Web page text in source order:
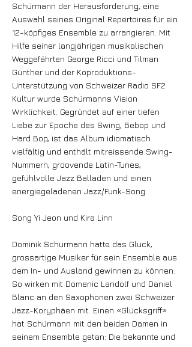
Schürmann der Herausforderung, eine
Auswahl seines Original Repertoires für ein
12-köpfiges Ensemble zu arrangieren. Mit
Hilfe seiner langjährigen musikalischen
Weggefährten George Ricci und Tilman
Günther und der Koproduktions-
Unterstützung von Schweizer Radio SF2
Kultur wurde Schürmanns Vision
Wirklichkeit. Gegründet auf einer tiefen
Liebe zur Epoche des Swing, Bebop und
Hard Bop, ist das Album idiomatisch
vielfältig und enthält mitreissende Swing-
Nummern, groovende Latin-Tunes,
gefühlvolle Jazz Balladen und einen
energiegeladenen Jazz/Funk-Song.
Song Yi Jeon und Kira Linn
Dominik Schürmann hatte das Glück,
grossartige Musiker für sein Ensemble aus
dem In- und Ausland gewinnen zu können.
So wirken mit Domenic Landolf und Daniel
Blanc an den Saxophonen zwei Schweizer
Jazz-Koryphäen mit. Einen «Glücksgriff»
hat Schürmann mit den beiden Damen in
seinem Ensemble getan: Die bekannte und